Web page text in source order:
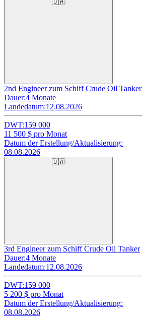
🇺🇦
2nd Engineer zum Schiff Crude Oil Tanker
Dauer:4 Monate
Landedatum:12.08.2026
DWT:159 000
11 500 $ pro Monat
Datum der Erstellung/Aktualisierung:
08.08.2026
🇺🇦
3rd Engineer zum Schiff Crude Oil Tanker
Dauer:4 Monate
Landedatum:12.08.2026
DWT:159 000
5 200 $ pro Monat
Datum der Erstellung/Aktualisierung:
08.08.2026